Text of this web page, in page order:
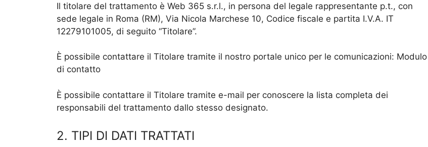
Il titolare del trattamento è Web 365 s.r.l., in persona del legale rappresentante p.t., con
sede legale in Roma (RM), Via Nicola Marchese 10, Codice fiscale e partita I.V.A. IT
12279101005, di seguito “Titolare”.
È possibile contattare il Titolare tramite il nostro portale unico per le comunicazioni: Modulo
di contatto
È possibile contattare il Titolare tramite e-mail per conoscere la lista completa dei
responsabili del trattamento dallo stesso designato.
2. TIPI DI DATI TRATTATI